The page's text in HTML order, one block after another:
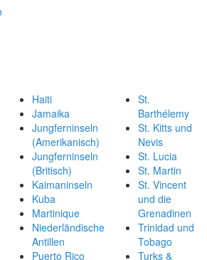
Haiti
Jamaika
Jungferninseln
(Amerikanisch)
Jungferninseln
(Britisch)
Kaimaninseln
Kuba
Martinique
Niederländische
Antillen
Puerto Rico
St.
Barthélemy
St. Kitts und
Nevis
St. Lucia
St. Martin
St. Vincent
und die
Grenadinen
Trinidad und
Tobago
Turks &